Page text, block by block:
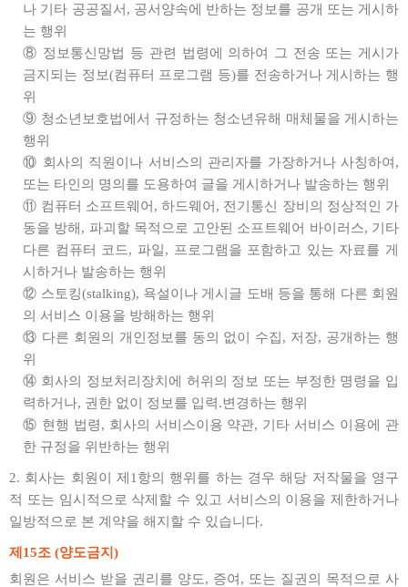
나 기타 공공질서, 공서양속에 반하는 정보를 공개 또는 게시하
는 행위
⑧ 정보통신망법 등 관련 법령에 의하여 그 전송 또는 게시가
금지되는 정보(컴퓨터 프로그램 등)를 전송하거나 게시하는 행
위
⑨ 청소년보호법에서 규정하는 청소년유해 매체물을 게시하는
행위
⑩ 회사의 직원이나 서비스의 관리자를 가장하거나 사칭하여,
또는 타인의 명의를 도용하여 글을 게시하거나 발송하는 행위
⑪ 컴퓨터 소프트웨어, 하드웨어, 전기통신 장비의 정상적인 가
동을 방해, 파괴할 목적으로 고안된 소프트웨어 바이러스, 기타
다른 컴퓨터 코드, 파일, 프로그램을 포함하고 있는 자료를 게
시하거나 발송하는 행위
⑫ 스토킹(stalking), 욕설이나 게시글 도배 등을 통해 다른 회원
의 서비스 이용을 방해하는 행위
⑬ 다른 회원의 개인정보를 동의 없이 수집, 저장, 공개하는 행
위
⑭ 회사의 정보처리장치에 허위의 정보 또는 부정한 명령을 입
력하거나, 권한 없이 정보를 입력.변경하는 행위
⑮ 현행 법령, 회사의 서비스이용 약관, 기타 서비스 이용에 관
한 규정을 위반하는 행위
2. 회사는 회원이 제1항의 행위를 하는 경우 해당 저작물을 영구
적 또는 임시적으로 삭제할 수 있고 서비스의 이용을 제한하거나
일방적으로 본 계약을 해지할 수 있습니다.
제15조 (양도금지)
회원은 서비스 받을 권리를 양도, 증여, 또는 질권의 목적으로 사